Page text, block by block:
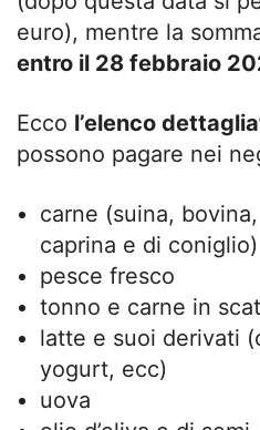
euro), mentre la
entro il 28 febbraio
Ecco l’elenco
possono pagare nei
carne (suina,
caprina e di coniglio)
pesce fresco
tonno e carne in
latte e suoi derivati
yogurt, ecc)
uova